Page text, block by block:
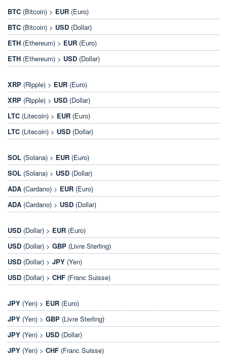
BTC (Bitcoin) > EUR (Euro)
BTC (Bitcoin) > USD (Dollar)
ETH (Ethereum) > EUR (Euro)
ETH (Ethereum) > USD (Dollar)
XRP (Ripple) > EUR (Euro)
XRP (Ripple) > USD (Dollar)
LTC (Litecoin) > EUR (Euro)
LTC (Litecoin) > USD (Dollar)
SOL (Solana) > EUR (Euro)
SOL (Solana) > USD (Dollar)
ADA (Cardano) > EUR (Euro)
ADA (Cardano) > USD (Dollar)
USD (Dollar) > EUR (Euro)
USD (Dollar) > GBP (Livre Sterling)
USD (Dollar) > JPY (Yen)
USD (Dollar) > CHF (Franc Suisse)
JPY (Yen) > EUR (Euro)
JPY (Yen) > GBP (Livre Sterling)
JPY (Yen) > USD (Dollar)
JPY (Yen) > CHF (Franc Suisse)